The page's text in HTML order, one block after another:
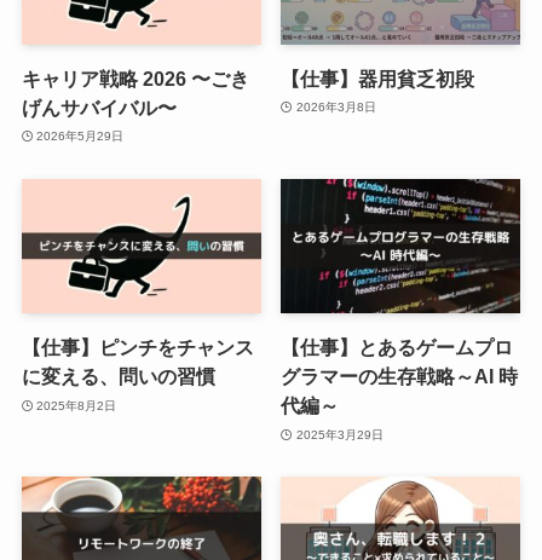
キャリア戦略 2026 〜ごき
げんサバイバル〜
2026年5月29日
【仕事】器用貧乏初段
2026年3月8日
【仕事】ピンチをチャンス
に変える、問いの習慣
2025年8月2日
【仕事】とあるゲームプロ
グラマーの生存戦略～AI 時
代編～
2025年3月29日